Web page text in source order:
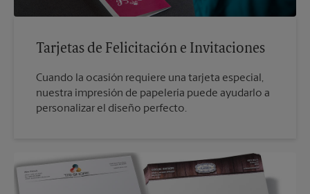
Tarjetas de Felicitación e Invitaciones
Cuando la ocasión requiere una tarjeta especial,
nuestra impresión de papelería puede ayudarlo a
personalizar el diseño perfecto.